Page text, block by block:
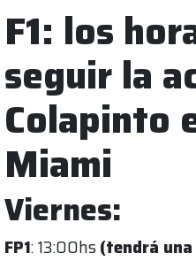
F1: los
seguir la
Colapinto
Miami
Viernes:
FP1: 13:00hs(tendrá